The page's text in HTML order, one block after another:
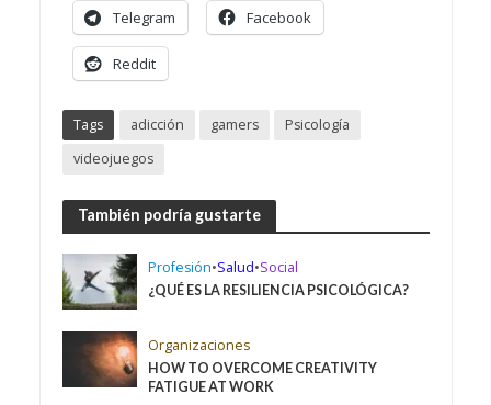
Telegram Facebook
Reddit
Tags adicción gamers
Psicología
videojuegos
También podría gustarte
Profesión•Salud•Social
¿QUÉ ES LA RESILIENCIA PSICOLÓGICA?
Organizaciones
HOW TO OVERCOME CREATIVITY
FATIGUE AT WORK